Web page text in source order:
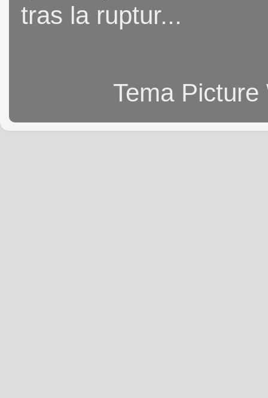
tras la ruptur...
Tema